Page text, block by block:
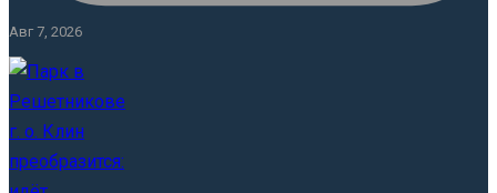
Авг 7, 2026